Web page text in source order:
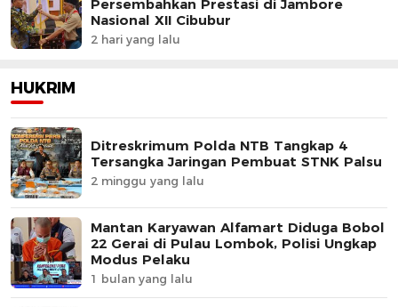
Persembahkan Prestasi di Jambore
Nasional XII Cibubur
2 hari yang lalu
HUKRIM
Ditreskrimum Polda NTB Tangkap 4
Tersangka Jaringan Pembuat STNK Palsu
2 minggu yang lalu
Mantan Karyawan Alfamart Diduga Bobol
22 Gerai di Pulau Lombok, Polisi Ungkap
Modus Pelaku
1 bulan yang lalu